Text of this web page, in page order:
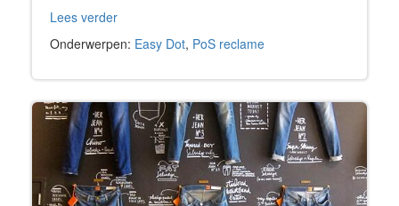
Lees verder
Onderwerpen: Easy Dot, PoS reclame